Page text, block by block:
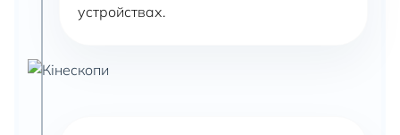
устройствах.